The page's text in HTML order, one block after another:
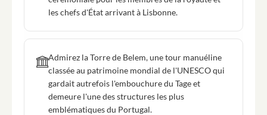
les chefs d'État arrivant à Lisbonne.
Admirez la Torre de Belem, une tour manuéline
classée au patrimoine mondial de l'UNESCO qui
gardait autrefois l'embouchure du Tage et
demeure l'une des structures les plus
emblématiques du Portugal.